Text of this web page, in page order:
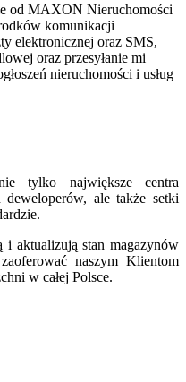
od MAXON Nieruchomości
komunikacji
elektronicznej oraz SMS,
oraz przesyłanie mi
nieruchomości i usług
tylko największe centra
deweloperów, ale także setki
i aktualizują stan magazynów
naszym Klientom
w całej Polsce.